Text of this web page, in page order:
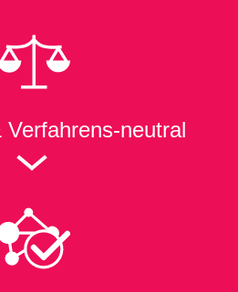
Verfahrens-neutral